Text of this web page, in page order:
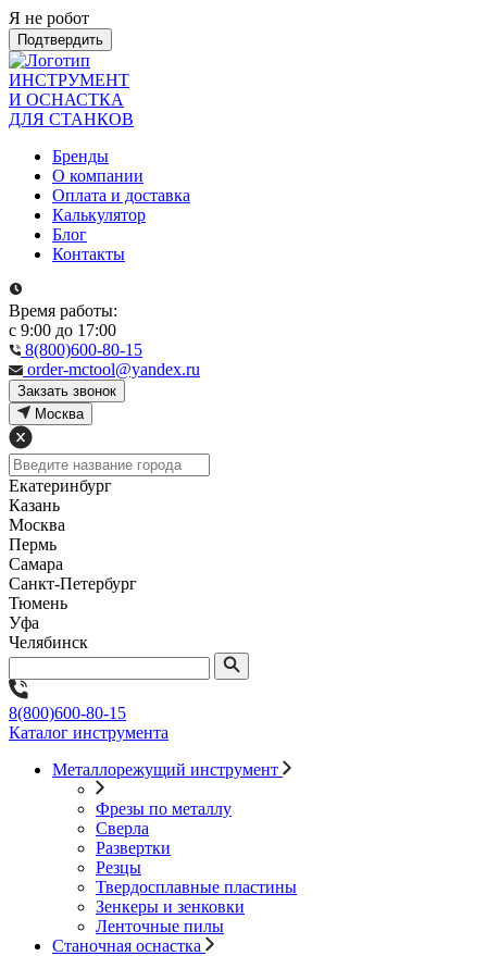
Я не робот
Подтвердить
ИНСТРУМЕНТ
И ОСНАСТКА
ДЛЯ СТАНКОВ
Бренды
О компании
Оплата и доставка
Калькулятор
Блог
Контакты
Время работы:
с 9:00 до 17:00
8(800)600-80-15
order-mctool@yandex.ru
Закзать звонок
Москва
Екатеринбург
Казань
Москва
Пермь
Самара
Санкт-Петербург
Тюмень
Уфа
Челябинск
8(800)600-80-15
Каталог инструмента
Металлорежущий инструмент
Фрезы по металлу
Сверла
Развертки
Резцы
Твердосплавные пластины
Зенкеры и зенковки
Ленточные пилы
Станочная оснастка